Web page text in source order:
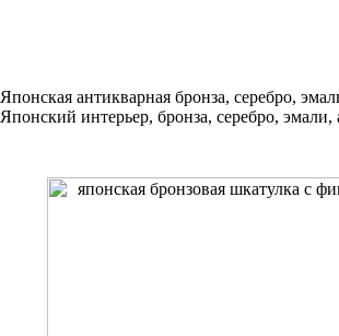
Японская антикварная бронза, серебро,
Японский интерьер, бронза, серебро,